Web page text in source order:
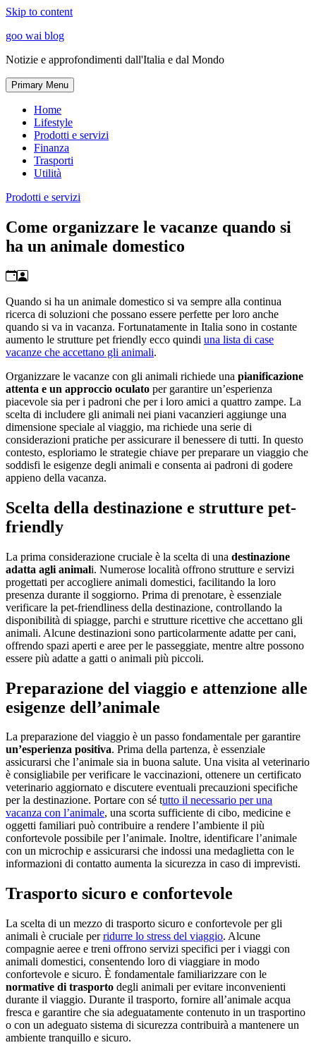
Skip to content
goo wai blog
Notizie e approfondimenti dall'Italia e dal Mondo
Primary Menu
Home
Lifestyle
Prodotti e servizi
Finanza
Trasporti
Utilità
Prodotti e servizi
Come organizzare le vacanze quando si
ha un animale domestico
Quando si ha un animale domestico si va sempre alla continua
ricerca di soluzioni che possano essere perfette per loro anche
quando si va in vacanza. Fortunatamente in Italia sono in costante
aumento le strutture pet friendly ecco quindi una lista di case
vacanze che accettano gli animali.
Organizzare le vacanze con gli animali richiede una pianificazione
attenta e un approccio oculato per garantire un’esperienza
piacevole sia per i padroni che per i loro amici a quattro zampe. La
scelta di includere gli animali nei piani vacanzieri aggiunge una
dimensione speciale al viaggio, ma richiede una serie di
considerazioni pratiche per assicurare il benessere di tutti. In questo
contesto, esploriamo le strategie chiave per preparare un viaggio che
soddisfi le esigenze degli animali e consenta ai padroni di godere
appieno della vacanza.
Scelta della destinazione e strutture pet-
friendly
La prima considerazione cruciale è la scelta di una destinazione
adatta agli animali. Numerose località offrono strutture e servizi
progettati per accogliere animali domestici, facilitando la loro
presenza durante il soggiorno. Prima di prenotare, è essenziale
verificare la pet-friendliness della destinazione, controllando la
disponibilità di spiagge, parchi e strutture ricettive che accettano gli
animali. Alcune destinazioni sono particolarmente adatte per cani,
offrendo spazi aperti e aree per le passeggiate, mentre altre possono
essere più adatte a gatti o animali più piccoli.
Preparazione del viaggio e attenzione alle
esigenze dell’animale
La preparazione del viaggio è un passo fondamentale per garantire
un’esperienza positiva. Prima della partenza, è essenziale
assicurarsi che l’animale sia in buona salute. Una visita al veterinario
è consigliabile per verificare le vaccinazioni, ottenere un certificato
veterinario aggiornato e discutere eventuali precauzioni specifiche
per la destinazione. Portare con sé tutto il necessario per una
vacanza con l’animale, una scorta sufficiente di cibo, medicine e
oggetti familiari può contribuire a rendere l’ambiente il più
confortevole possibile per l’animale. Inoltre, identificare l’animale
con un microchip e assicurarsi che indossi una medaglietta con le
informazioni di contatto aumenta la sicurezza in caso di imprevisti.
Trasporto sicuro e confortevole
La scelta di un mezzo di trasporto sicuro e confortevole per gli
animali è cruciale perridurre lo stress del viaggio. Alcune
compagnie aeree e treni offrono servizi specifici per i viaggi con
animali domestici, consentendo loro di viaggiare in modo
confortevole e sicuro. È fondamentale familiarizzare con le
normative di trasporto degli animali per evitare inconvenienti
durante il viaggio. Durante il trasporto, fornire all’animale acqua
fresca e garantire che sia adeguatamente contenuto in un trasportino
o con un adeguato sistema di sicurezza contribuirà a mantenere un
ambiente tranquillo e sicuro.